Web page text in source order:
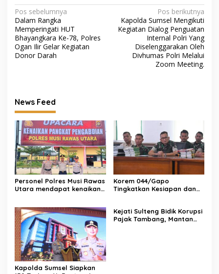
Navigasi
pos
Pos sebelumnya
Dalam Rangka
Memperingati HUT
Bhayangkara Ke-78, Polres
Ogan Ilir Gelar Kegiatan
Donor Darah
Pos berikutnya
Kapolda Sumsel Mengikuti
Kegiatan Dialog Penguatan
Internal Polri Yang
Diselenggarakan Oleh
Divhumas Polri Melalui
Zoom Meeting.
News Feed
Personel Polres Musi Rawas
Utara mendapat kenaikan
kini berpangkat Kompol,
naik setingkat dari AKBP.
Korem 044/Gapo
Tingkatkan Kesiapan dan
Kapolda Sumsel Siapkan
Kejati Sulteng Bidik Korupsi
Pajak Tambang, Mantan